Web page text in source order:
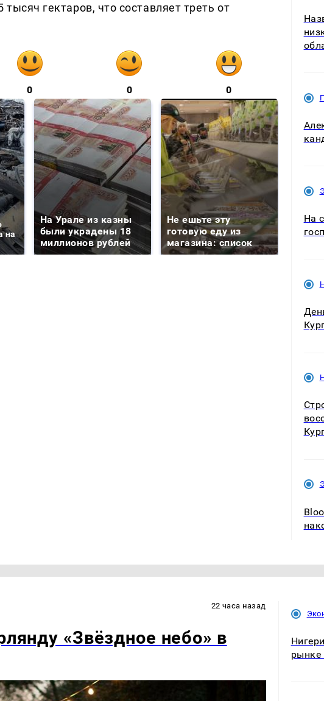
гектаров, что составляет треть от
0 0 0
на
На Урале из казны
были украдены 18
миллионов рублей
Не ешьте эту
готовую еду из
магазина: список
ВНа
22 часа назад
«Звёздное небо» в
рынке